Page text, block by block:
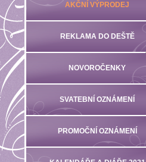
AKČNÍ VÝPRODEJ
REKLAMA DO DEŠTĚ
NOVOROČENKY
SVATEBNÍ OZNÁMENÍ
PROMOČNÍ OZNÁMENÍ